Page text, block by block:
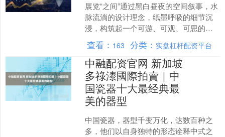
展览“之间”通过黑白昼夜的空间叙事，水
脉流淌的设计理念，纸墨呼吸的细节沉
浸，构筑起一个可游、可观、可思的场
域，深入探讨了“之间性”在当代的意义与
表达。本期探画录....
查看： 163 分类： 实盘杠杆配资平台
中融配资官网 新加坡
多祿溙國際拍賣｜中
国瓷器十大最经典最
美的器型
中国瓷器，器型千变万化，达数百种之
多，他们以自身独特的形态诠释中式之